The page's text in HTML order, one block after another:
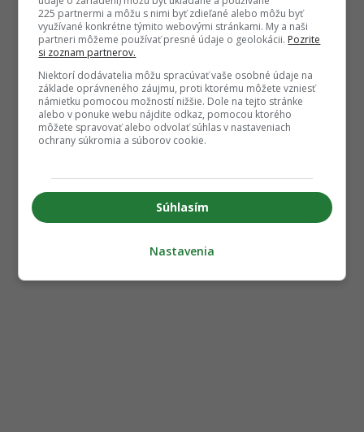
225 partnermi a môžu s nimi byť zdieľané alebo môžu byť
využívané konkrétne týmito webovými stránkami. My a naši
partneri môžeme používať presné údaje o geolokácii. Pozrite
si zoznam partnerov.
Niektorí dodávatelia môžu spracúvať vaše osobné údaje na
základe oprávneného záujmu, proti ktorému môžete vzniesť
námietku pomocou možností nižšie. Dole na tejto stránke
alebo v ponuke webu nájdite odkaz, pomocou ktorého
môžete spravovať alebo odvolať súhlas v nastaveniach
ochrany súkromia a súborov cookie.
Súhlasím
Nastavenia